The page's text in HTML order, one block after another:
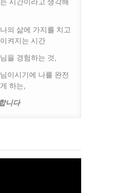
시간이라고 생각해
의 삶에 가지를 치고
켜지는 시간
을 경험하는 것,
이시기에 나를 완전
하는,
니다